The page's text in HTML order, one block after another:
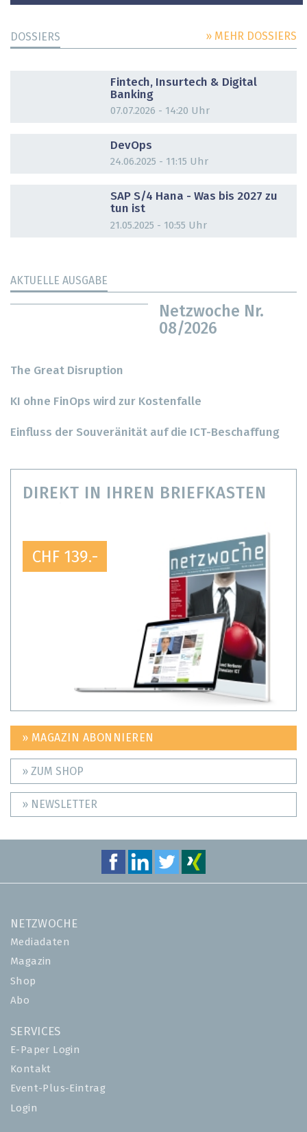
DOSSIERS » MEHR DOSSIERS
Fintech, Insurtech & Digital
Banking
07.07.2026 - 14:20 Uhr
DevOps
24.06.2025 - 11:15 Uhr
SAP S/4 Hana - Was bis 2027 zu
tun ist
21.05.2025 - 10:55 Uhr
AKTUELLE AUSGABE
Netzwoche Nr.
08/2026
The Great Disruption
KI ohne FinOps wird zur Kostenfalle
Einfluss der Souveränität auf die ICT-Beschaffung
DIREKT IN IHREN BRIEFKASTEN
CHF 139.-
» MAGAZIN ABONNIEREN
» ZUM SHOP
» NEWSLETTER
NETZWOCHE
Mediadaten
Magazin
Shop
Abo
SERVICES
E-Paper Login
Kontakt
Event-Plus-Eintrag
Login